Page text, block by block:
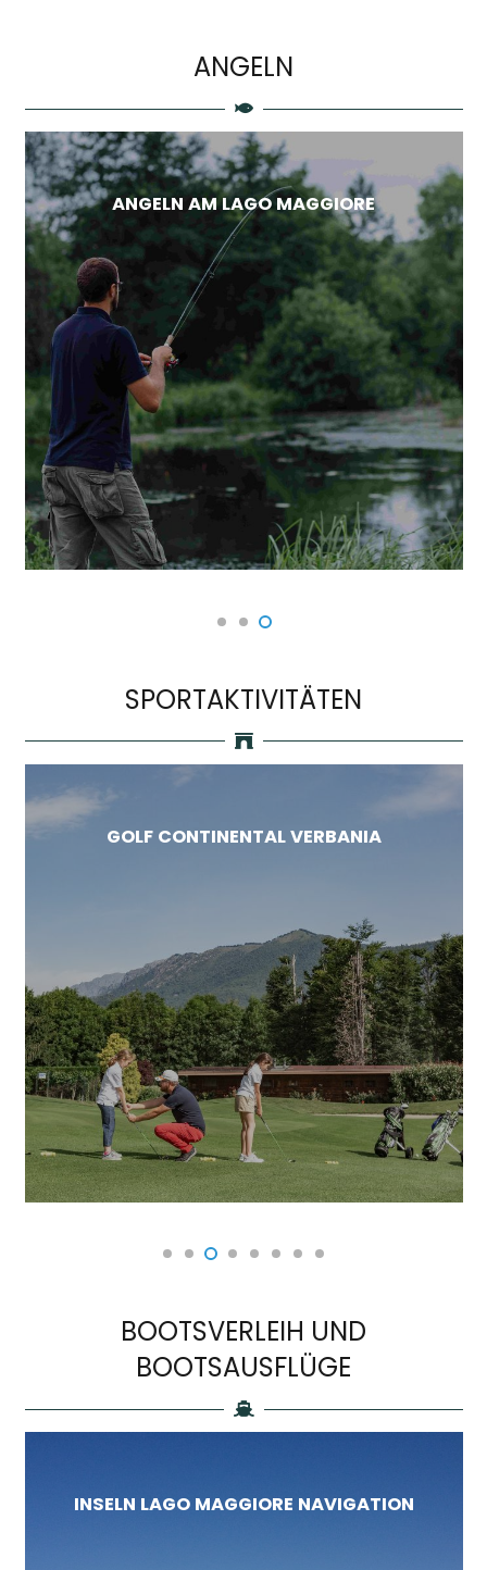
ANGELN
ANGELN AM LAGO MAGGIORE
SPORTAKTIVITÄTEN
GOLF CONTINENTAL VERBANIA
BOOTSVERLEIH UND
BOOTSAUSFLÜGE
INSELN LAGO MAGGIORE NAVIGATION